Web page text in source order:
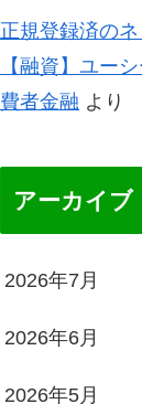
正規登録済の
【融資】ユー
費者金融 より
アーカイブ
2026年7月
2026年6月
2026年5月